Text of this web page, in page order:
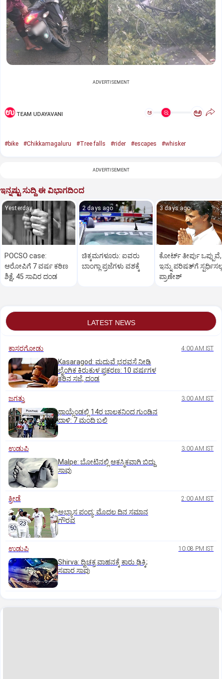
ADVERTISEMENT
TEAM UDAYAVANI ಅ ಅ
#bike #Chikkamagaluru #Tree falls #rider #escapes #whisker
ADVERTISEMENT
ಇನ್ನಷ್ಟು ಸುದ್ದಿ ಈ ವಿಭಾಗದಿಂದ
Yesterday
POCSO case:
ಆರೋಪಿಗೆ 7 ವರ್ಷ ಕಠಿಣ
ಶಿಕ್ಷೆ, 45 ಸಾವಿರ ದಂಡ
2 days ago
ಚಿಕ್ಕಮಗಳೂರು: ಐವರು
ಬಾಂಗ್ಲಾ ಪ್ರಜೆಗಳು ವಶಕ್ಕೆ
3 days ago
ಕೋರ್ಟ್‌ ತೀರ್ಪು ಒಪ್ಪುವೆ,
ಇನ್ನು ಪರಿಷತ್‌ಗೆ
ಪ್ರಾಣೇಶ್‌
LATEST NEWS
ಕಾಸರಗೋಡು 4:00 AM IST
Kasaragod: ಮದುವೆ ಭರವಸೆ ನೀಡಿ
ಲೈಂಗಿಕ ಕಿರುಕುಳ ಪ್ರಕರಣ: 10 ವರ್ಷಗಳ
ಕಠಿನ ಸಜೆ, ದಂಡ
ಜಗತ್ತು 3:00 AM IST
ಥಾಯ್ಲೆಂಡಲ್ಲಿ 14ರ ಬಾಲಕನಿಂದ ಗುಂಡಿನ
ದಾಳಿ: 7 ಮಂದಿ ಬಲಿ
ಉಡುಪಿ 3:00 AM IST
Malpe: ಬೋಟಿನಲ್ಲಿ ಆಕಸ್ಮಿಕವಾಗಿ ಬಿದ್ದು
ಸಾವು
ಕ್ರೀಡೆ 2:00 AM IST
ಅಭ್ಯಾಸ ಪಂದ್ಯ: ಮೊದಲ ದಿನ ಸಮಾನ
ಗೌರವ
ಉಡುಪಿ 10:08 PM IST
Shirva: ದ್ವಿಚಕ್ರ ವಾಹನಕ್ಕೆ ಕಾರು ಢಿಕ್ಕಿ;
ಸವಾರ ಸಾವು